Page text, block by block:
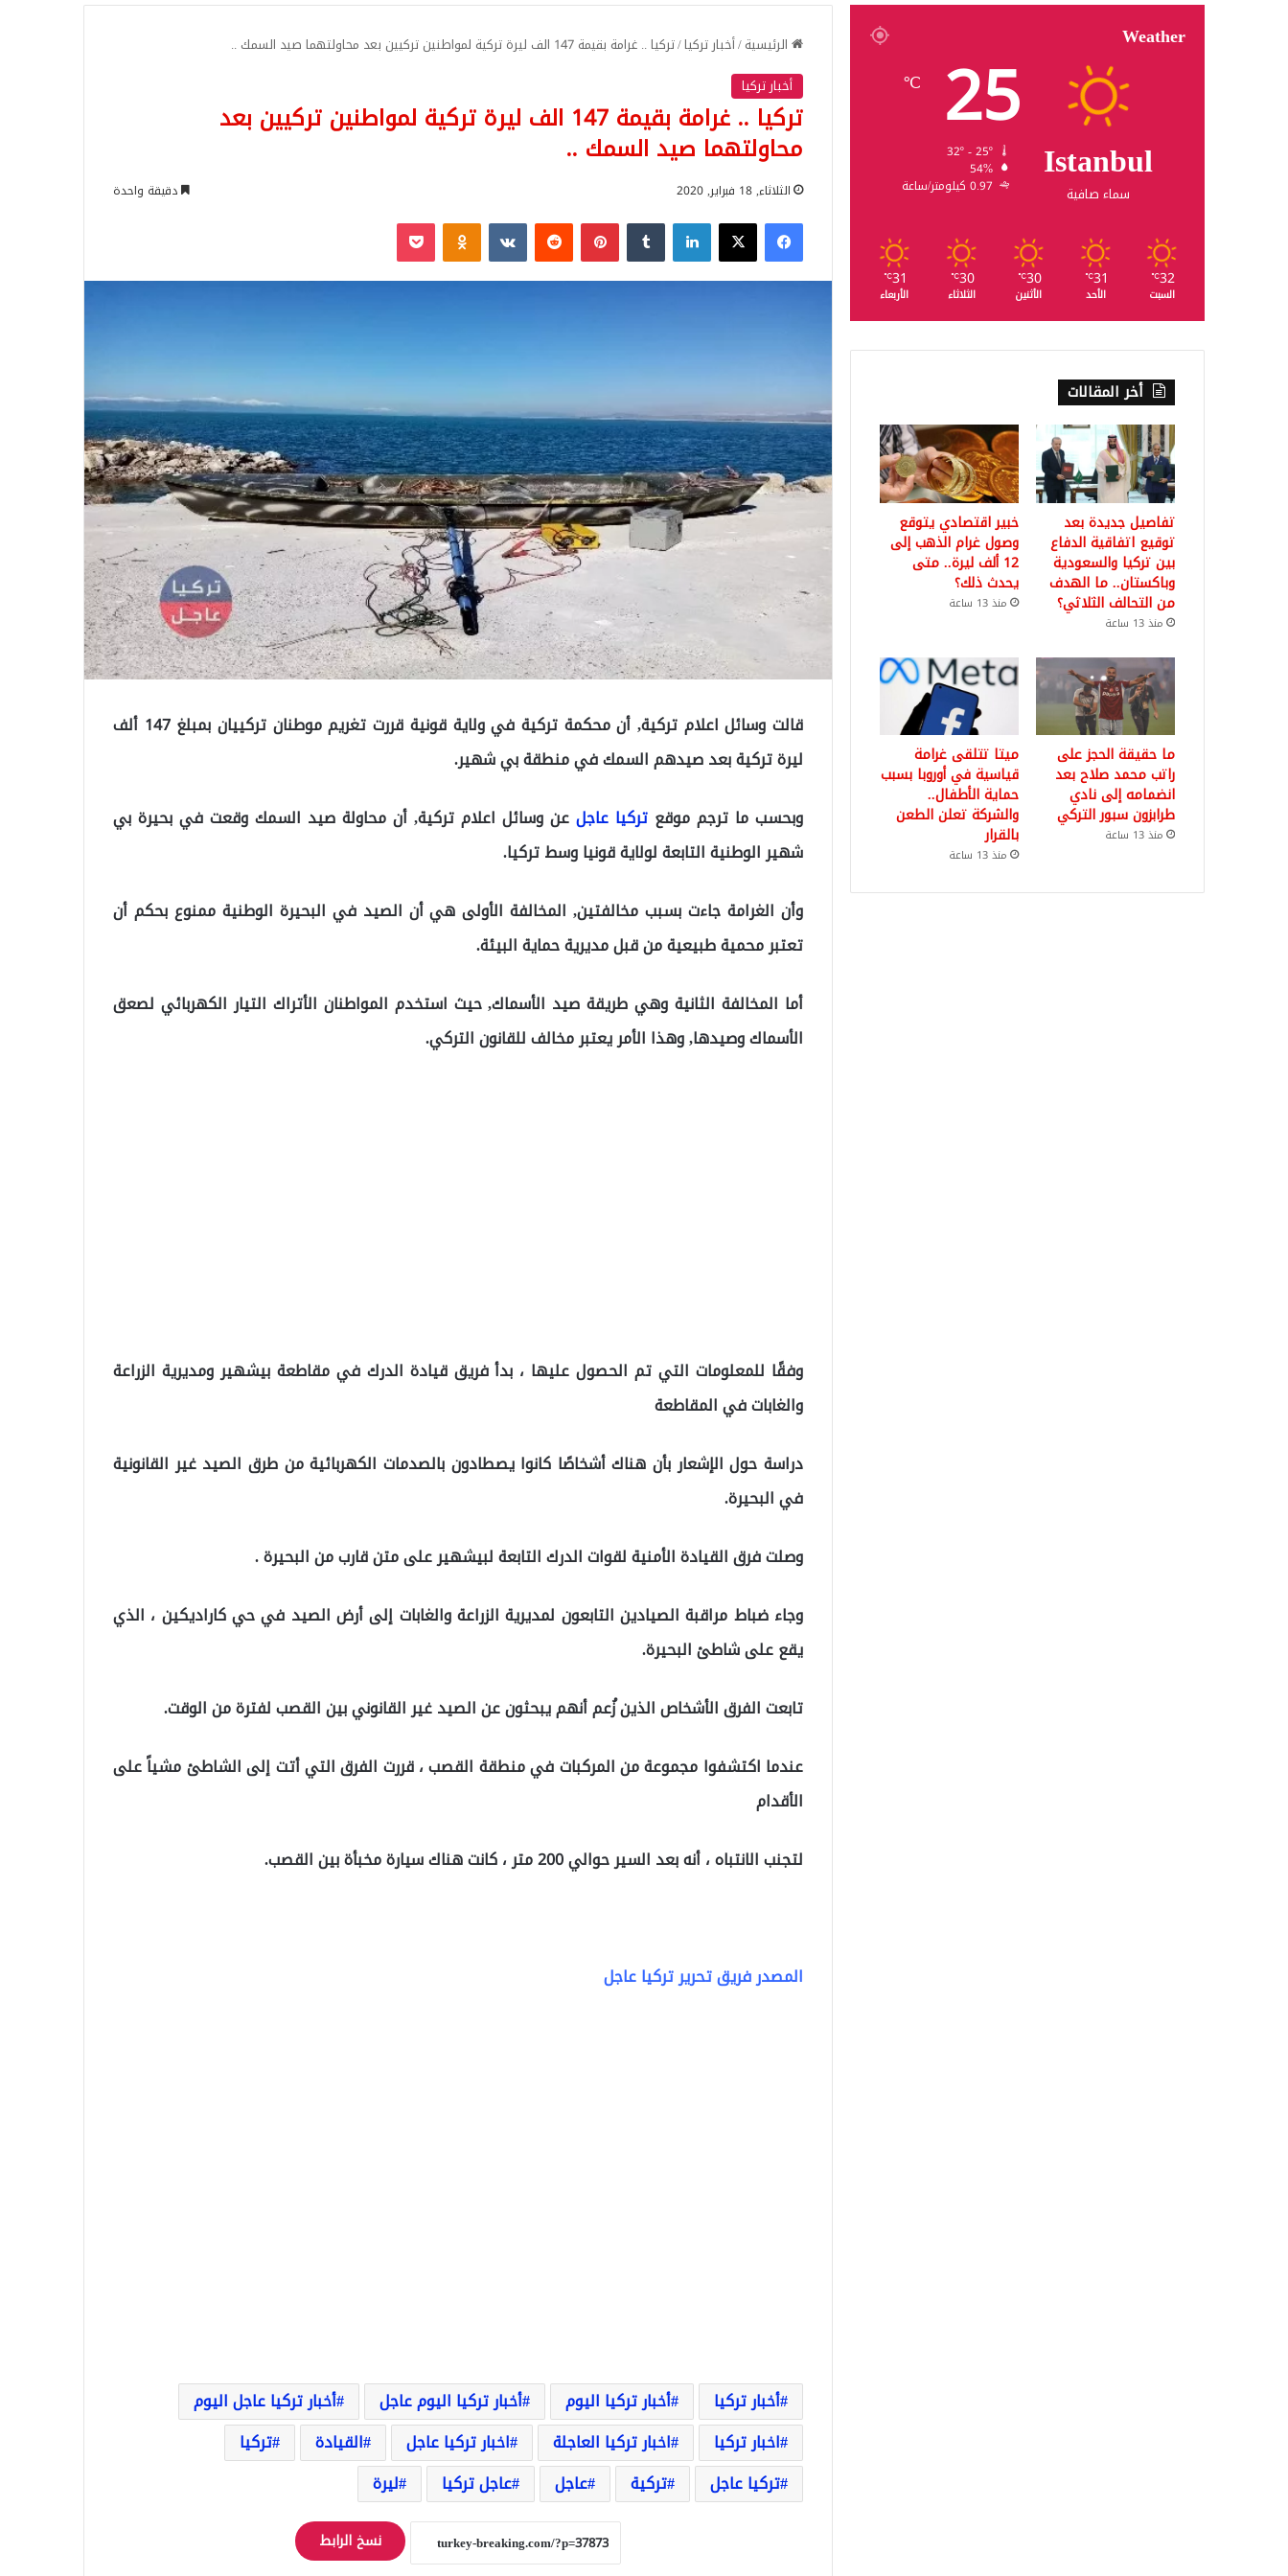
الرئيسية/أخبار تركيا/تركيا .. غرامة بقيمة 147 الف ليرة تركية لمواطنين تركيين بعد محاولتهما صيد السمك ..
أخبار تركيا
تركيا .. غرامة بقيمة 147 الف ليرة تركية لمواطنين تركيين بعد
محاولتهما صيد السمك ..
الثلاثاء, 18 فبراير, 2020 دقيقة واحدة
فيسبوك‫X لينكدإن بينتيريست Odnoklassniki
‫Pocket
قالت وسائل اعلام تركية, أن محكمة تركية في ولاية قونية قررت تغريم موطنان تركييان بمبلغ 147 ألف
ليرة تركية بعد صيدهم السمك في منطقة بي شهير.
وبحسب ما ترجم موقع تركيا عاجل عن وسائل اعلام تركية, أن محاولة صيد السمك وقعت في بحيرة بي
شهير الوطنية التابعة لولاية قونيا وسط تركيا.
وأن الغرامة جاءت بسبب مخالفتين, المخالفة الأولى هي أن الصيد في البحيرة الوطنية ممنوع بحكم أن
تعتبر محمية طبيعية من قبل مديرية حماية البيئة.
أما المخالفة الثانية وهي طريقة صيد الأسماك, حيث استخدم المواطنان الأتراك التيار الكهربائي لصعق
الأسماك وصيدها, وهذا الأمر يعتبر مخالف للقانون التركي.
وفقًا للمعلومات التي تم الحصول عليها ، بدأ فريق قيادة الدرك في مقاطعة بيشهير ومديرية الزراعة
والغابات في المقاطعة
دراسة حول الإشعار بأن هناك أشخاصًا كانوا يصطادون بالصدمات الكهربائية من طرق الصيد غير القانونية
في البحيرة.
وصلت فرق القيادة الأمنية لقوات الدرك التابعة لبيشهير على متن قارب من البحيرة .
وجاء ضباط مراقبة الصيادين التابعون لمديرية الزراعة والغابات إلى أرض الصيد في حي كاراديكين ، الذي
يقع على شاطئ البحيرة.
تابعت الفرق الأشخاص الذين زُعم أنهم يبحثون عن الصيد غير القانوني بين القصب لفترة من الوقت.
عندما اكتشفوا مجموعة من المركبات في منطقة القصب ، قررت الفرق التي أتت إلى الشاطئ مشياً على
الأقدام
لتجنب الانتباه ، أنه بعد السير حوالي 200 متر ، كانت هناك سيارة مخبأة بين القصب.
المصدر فريق تحرير تركيا عاجل
أخبار تركيا أخبار تركيا اليوم أخبار تركيا اليوم عاجل
أخبار تركيا عاجل اليوم
اخبار تركيا
اخبار تركيا العاجلة اخبار تركيا عاجل القيادة
تركيا
تركيا عاجل
تركية عاجل عاجل تركيا ليرة
نسخ الرابط
Weather
Istanbul
سماء صافية
25
℃
54%
0.97 كيلومتر/ساعة
32
℃
السبت
31
℃
الأحد
30
℃
الأثنين
30
℃
الثلاثاء
31
℃
الأربعاء
أخر المقالات
تفاصيل جديدة بعد
توقيع اتفاقية الدفاع
بين تركيا والسعودية
وباكستان.. ما الهدف
من التحالف الثلاثي؟
منذ 13 ساعة
خبير اقتصادي يتوقع
وصول غرام الذهب إلى
12 ألف ليرة.. متى
يحدث ذلك؟
منذ 13 ساعة
ما حقيقة الحجز على
راتب محمد صلاح بعد
انضمامه إلى نادي
طرابزون سبور التركي
منذ 13 ساعة
ميتا تتلقى غرامة
قياسية في أوروبا بسبب
حماية الأطفال..
والشركة تعلن الطعن
بالقرار
منذ 13 ساعة